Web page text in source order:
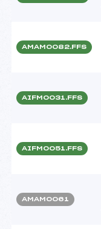
AMAM0082.FFS
AIFM0031.FFS
AIFM0051.FFS
AMAM0061